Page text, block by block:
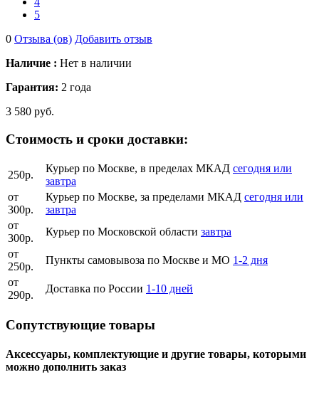
5
0 Отзыва (ов) Добавить отзыв
Наличие : Нет в наличии
Гарантия: 2 года
3 580 руб.
Стоимость и сроки доставки:
250р.
Курьер по Москве, в пределах МКАД сегодня или
завтра
от
300р.
Курьер по Москве, за пределами МКАД сегодня или
завтра
от
300р.
Курьер по Московской области завтра
от
250р.
Пункты самовывоза по Москве и МО 1-2 дня
от
290р.
Доставка по России 1-10 дней
Сопутствующие товары
Аксессуары, комплектующие и другие товары, которыми
можно дополнить заказ